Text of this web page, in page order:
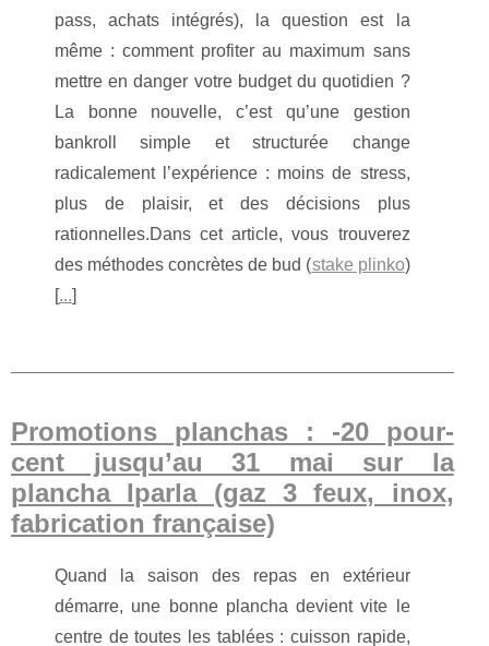
pass, achats intégrés), la question est la
même : comment profiter au maximum sans
mettre en danger votre budget du quotidien ?
La bonne nouvelle, c’est qu’une gestion
bankroll simple et structurée change
radicalement l’expérience : moins de stress,
plus de plaisir, et des décisions plus
rationnelles.Dans cet article, vous trouverez
des méthodes concrètes de bud (stake plinko)
[...]
Promotions planchas : -20 pour-
cent jusqu’au 31 mai sur la
plancha Iparla (gaz 3 feux, inox,
fabrication française)
Quand la saison des repas en extérieur
démarre, une bonne plancha devient vite le
centre de toutes les tablées : cuisson rapide,